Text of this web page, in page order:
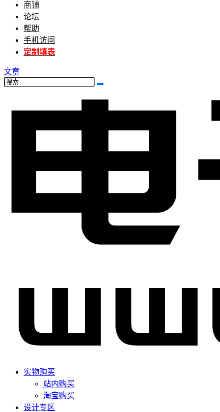
商铺
论坛
帮助
手机访问
定制填表
文章
实物购买
站内购买
淘宝购买
设计专区